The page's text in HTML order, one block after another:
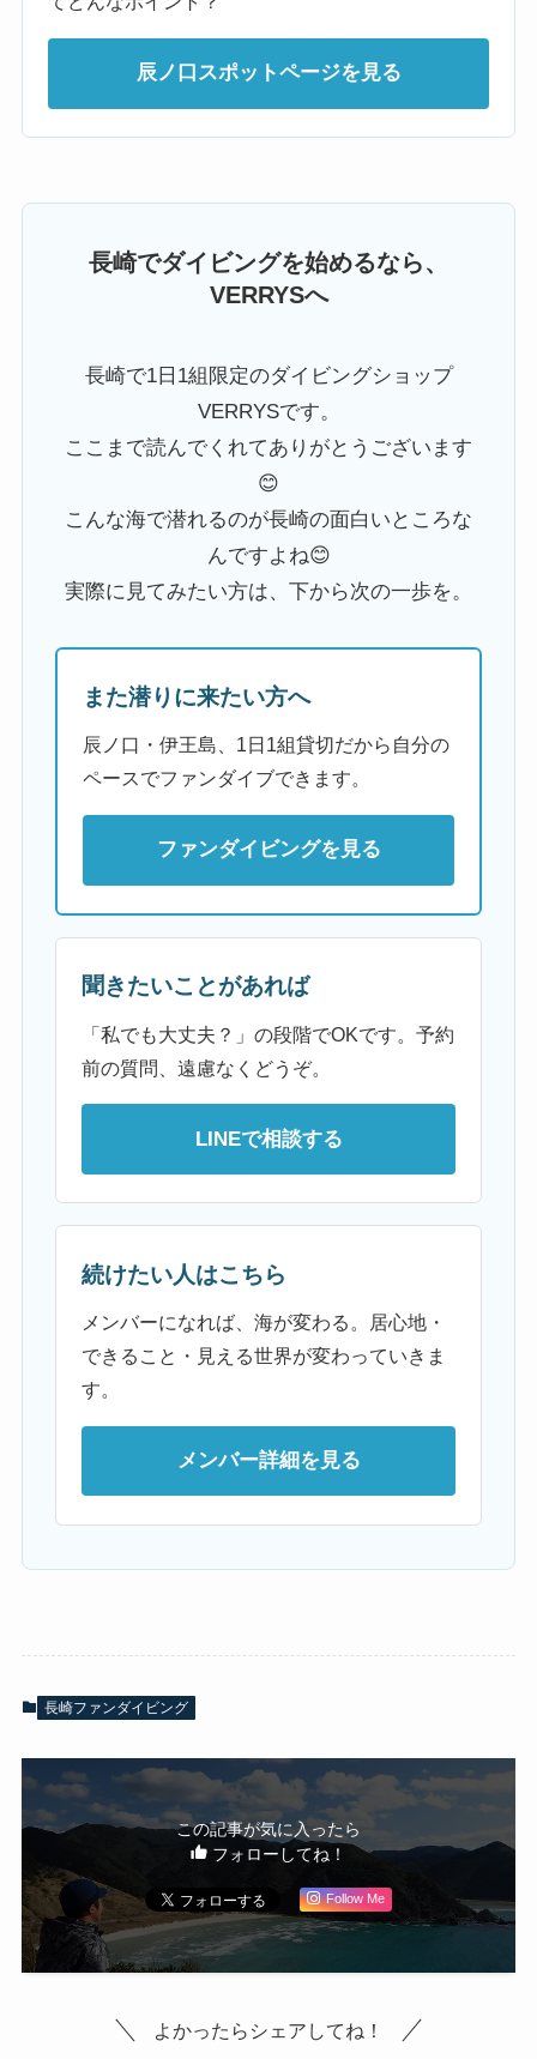
辰ノ口スポットページを見る
長崎でダイビングを始めるなら、
VERRYSへ
長崎で1日1組限定のダイビングショップ
VERRYSです。
ここまで読んでくれてありがとうございます
😊
こんな海で潜れるのが長崎の面白いところな
んですよね😊
実際に見てみたい方は、下から次の一歩を。
また潜りに来たい方へ
辰ノ口・伊王島、1日1組貸切だから自分の
ペースでファンダイブできます。
ファンダイビングを見る
聞きたいことがあれば
「私でも大丈夫？」の段階でOKです。予約
前の質問、遠慮なくどうぞ。
LINEで相談する
続けたい人はこちら
メンバーになれば、海が変わる。居心地・
できること・見える世界が変わっていきま
す。
メンバー詳細を見る
長崎ファンダイビング
この記事が気に入ったら
フォローしてね！
Follow Me
よかったらシェアしてね！